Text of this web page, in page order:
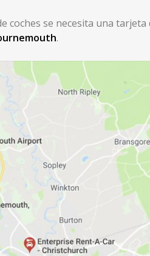
coches se necesita una tarjeta
.